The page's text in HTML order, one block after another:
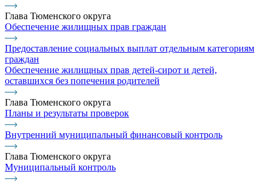
Глава Тюменского округа
Обеспечение жилищных прав граждан
Предоставление социальных выплат отдельным категориям
граждан
Обеспечение жилищных прав детей-сирот и детей,
оставшихся без попечения родителей
Глава Тюменского округа
Планы и результаты проверок
Внутренний муниципальный финансовый контроль
Глава Тюменского округа
Муниципальный контроль